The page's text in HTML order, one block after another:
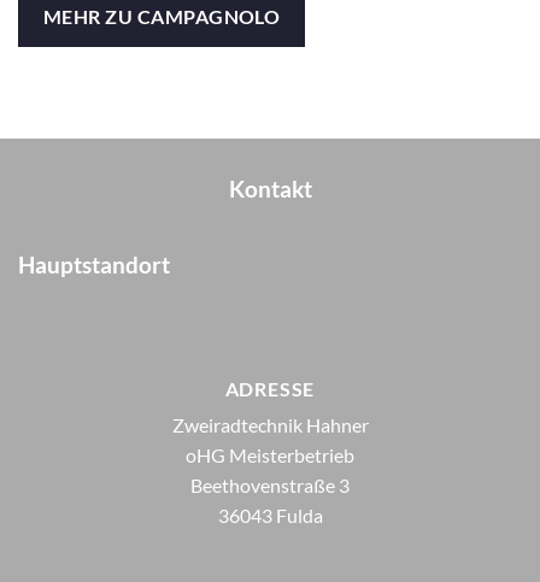
MEHR ZU CAMPAGNOLO
Kontakt
Hauptstandort
ADRESSE
Zweiradtechnik Hahner
oHG Meisterbetrieb
Beethovenstraße 3
36043 Fulda